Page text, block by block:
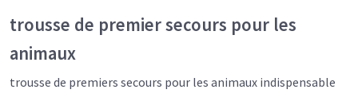
trousse de premier secours pour les
animaux
trousse de premiers secours pour les animaux indispensable